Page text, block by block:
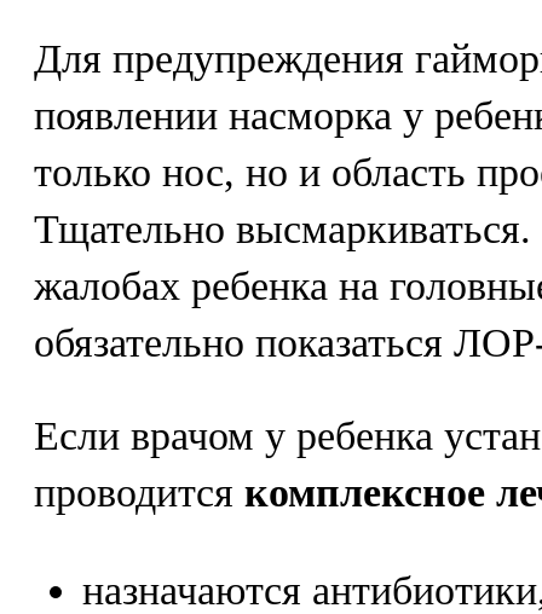
Для предупреждения
появлении насморка у
только нос, но и область
Тщательно
жалобах ребенка на
обязательно показаться
Если врачом у ребенка
проводится комплексное
назначаются